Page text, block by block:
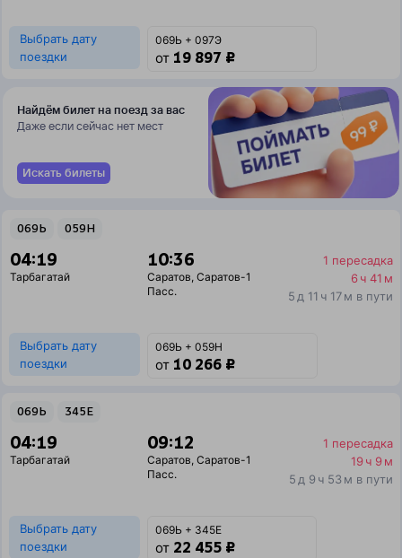
Выбрать дату
поездки
069Ь + 097Э
от 19 897 ₽
Найдём билет на поезд за вас
Даже если сейчас нет мест
Искать билеты
069Ь 059Н
04:19
Тарбагатай
10:36
Саратов, Саратов-1
Пасс.
1 пересадка
6 ч 41 м
5 д 11 ч 17 м в пути
Выбрать дату
поездки
069Ь + 059Н
от 10 266 ₽
069Ь 345Е
04:19
Тарбагатай
09:12
Саратов, Саратов-1
Пасс.
1 пересадка
19 ч 9 м
5 д 9 ч 53 м в пути
Выбрать дату
поездки
069Ь + 345Е
от 22 455 ₽